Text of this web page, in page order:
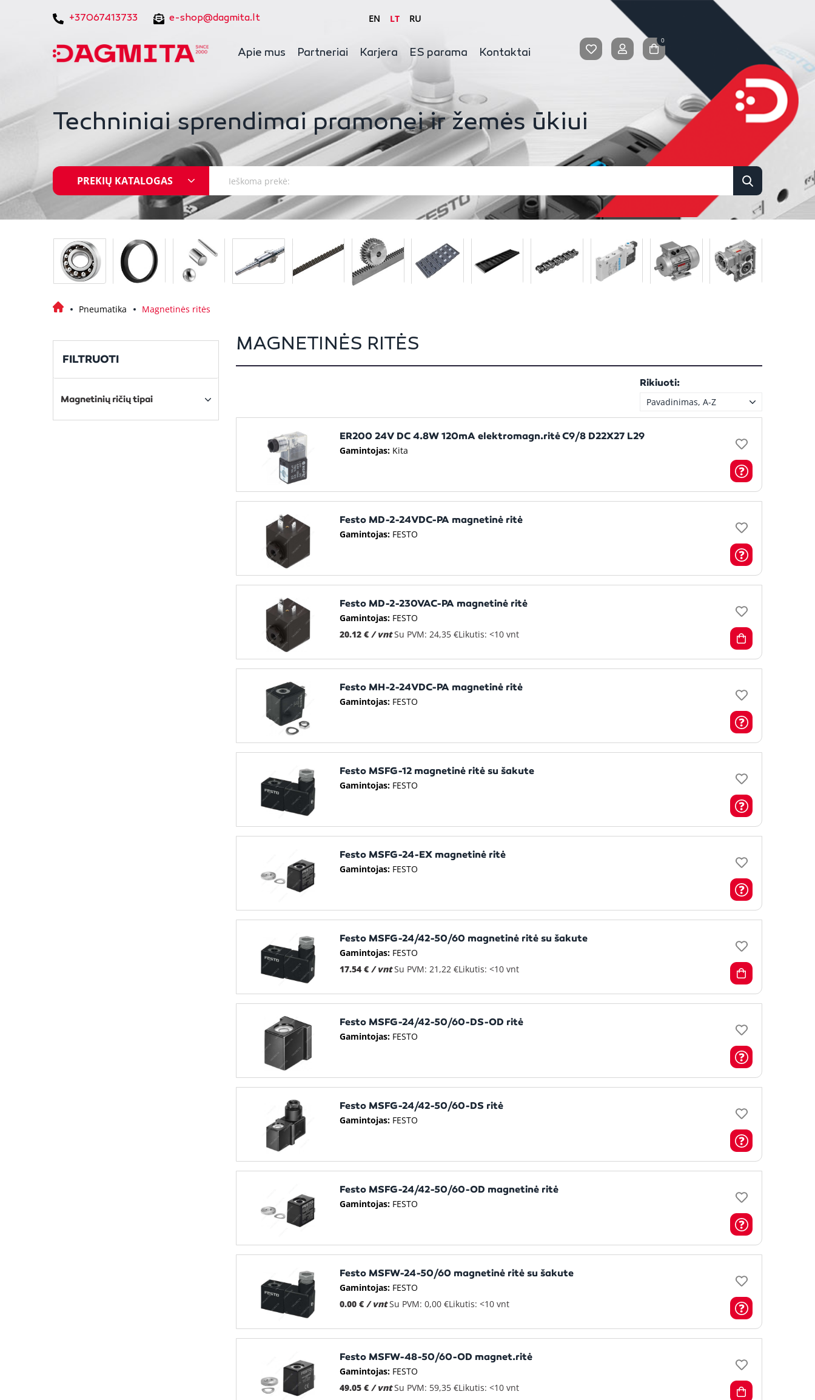
+37067413733 e-shop@dagmita.lt EN LT RU
Apie mus Partneriai Karjera ES parama Kontaktai
0
Techniniai sprendimai pramonei ir žemės ūkiui
PREKIŲ KATALOGAS
Pneumatika Magnetinės ritės
FILTRUOTI
Magnetinių ričių tipai
MAGNETINĖS RITĖS
Rikiuoti:
Pavadinimas, A-Z
ER200 24V DC 4.8W 120mA elektromagn.ritė C9/8 D22X27 L29
Gamintojas: Kita
Festo MD-2-24VDC-PA magnetinė ritė
Gamintojas: FESTO
Festo MD-2-230VAC-PA magnetinė ritė
Gamintojas: FESTO
20.12 € / vnt Su PVM: 24,35 €Likutis: <10 vnt
Festo MH-2-24VDC-PA magnetinė ritė
Gamintojas: FESTO
Festo MSFG-12 magnetinė ritė su šakute
Gamintojas: FESTO
Festo MSFG-24-EX magnetinė ritė
Gamintojas: FESTO
Festo MSFG-24/42-50/60 magnetinė ritė su šakute
Gamintojas: FESTO
17.54 € / vnt Su PVM: 21,22 €Likutis: <10 vnt
Festo MSFG-24/42-50/60-DS-OD ritė
Gamintojas: FESTO
Festo MSFG-24/42-50/60-DS ritė
Gamintojas: FESTO
Festo MSFG-24/42-50/60-OD magnetinė ritė
Gamintojas: FESTO
Festo MSFW-24-50/60 magnetinė ritė su šakute
Gamintojas: FESTO
0.00 € / vnt Su PVM: 0,00 €Likutis: <10 vnt
Festo MSFW-48-50/60-OD magnet.ritė
Gamintojas: FESTO
49.05 € / vnt Su PVM: 59,35 €Likutis: <10 vnt